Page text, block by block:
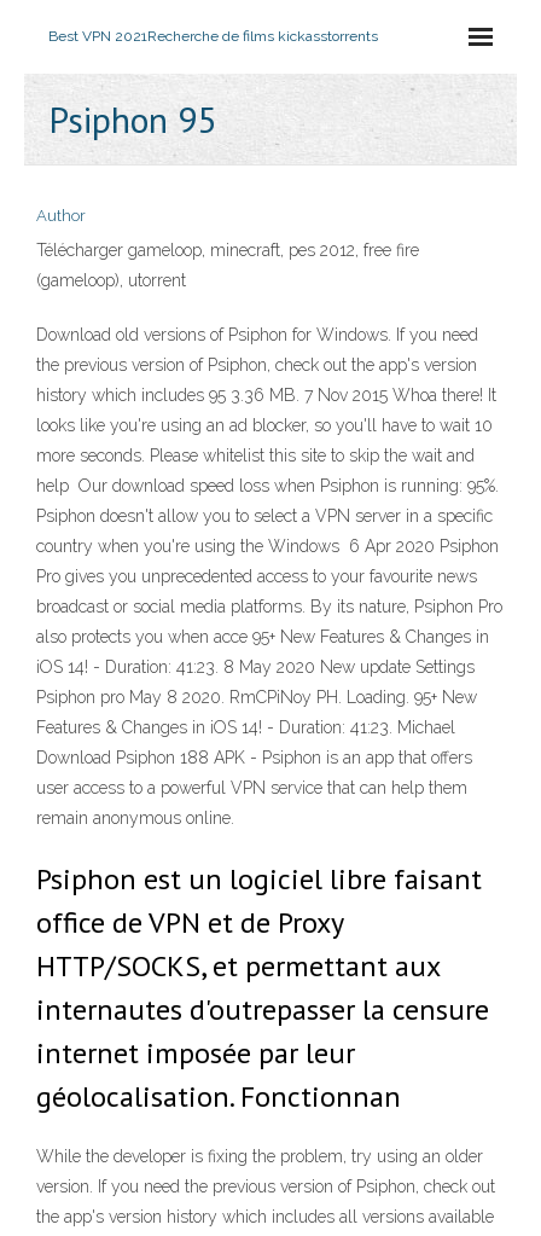
Best VPN 2021Recherche de films kickasstorrents
Psiphon 95
Author
Télécharger gameloop, minecraft, pes 2012, free fire
(gameloop), utorrent
Download old versions of Psiphon for Windows. If you need
the previous version of Psiphon, check out the app's version
history which includes 95 3.36 MB. 7 Nov 2015 Whoa there! It
looks like you're using an ad blocker, so you'll have to wait 10
more seconds. Please whitelist this site to skip the wait and
help Our download speed loss when Psiphon is running: 95%.
Psiphon doesn't allow you to select a VPN server in a specific
country when you're using the Windows 6 Apr 2020 Psiphon
Pro gives you unprecedented access to your favourite news
broadcast or social media platforms. By its nature, Psiphon Pro
also protects you when acce 95+ New Features & Changes in
iOS 14! - Duration: 41:23. 8 May 2020 New update Settings
Psiphon pro May 8 2020. RmCPiNoy PH. Loading. 95+ New
Features & Changes in iOS 14! - Duration: 41:23. Michael
Download Psiphon 188 APK - Psiphon is an app that offers
user access to a powerful VPN service that can help them
remain anonymous online.
Psiphon est un logiciel libre faisant
office de VPN et de Proxy
HTTP/SOCKS, et permettant aux
internautes d'outrepasser la censure
internet imposée par leur
géolocalisation. Fonctionnan
While the developer is fixing the problem, try using an older
version. If you need the previous version of Psiphon, check out
the app's version history which includes all versions available